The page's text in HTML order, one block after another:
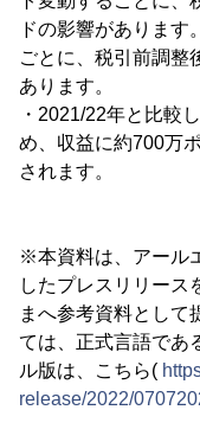
ドの影響があります
ごとに、税引前調整
あります。
・2021/22年と比較
め、収益に約700万
されます。
※本資料は、アール
したプレスリリース
まへ参考資料として
ては、正式言語であ
ル版は、こちら(
release/2022/